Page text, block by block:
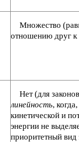
Множество
отношению друг к
Нет (для
линейность,
кинетической и
энергии не
приоритетный вид